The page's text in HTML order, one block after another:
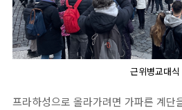
근위병교대식
프라하성으로 올라가려면 가파른 계단